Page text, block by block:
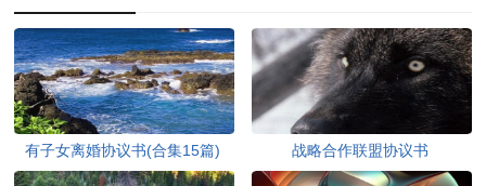
有子女离婚协议书(合集15篇) 战略合作联盟协议书